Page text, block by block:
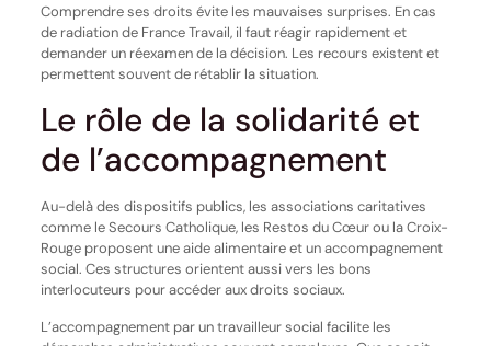
Comprendre ses droits évite les mauvaises surprises. En cas
de radiation de France Travail, il faut réagir rapidement et
demander un réexamen de la décision. Les recours existent et
permettent souvent de rétablir la situation.
Le rôle de la solidarité et
de l’accompagnement
Au-delà des dispositifs publics, les associations caritatives
comme le Secours Catholique, les Restos du Cœur ou la Croix-
Rouge proposent une aide alimentaire et un accompagnement
social. Ces structures orientent aussi vers les bons
interlocuteurs pour accéder aux droits sociaux.
L’accompagnement par un travailleur social facilite les